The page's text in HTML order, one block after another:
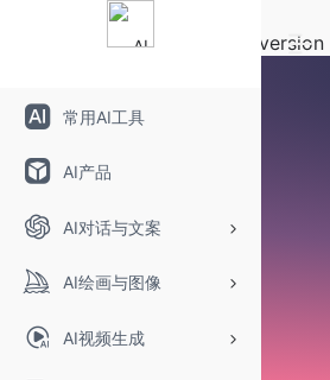
: Array to string conversion
常用AI工具
AI产品
AI对话与文案
AI绘画与图像
AI视频生成